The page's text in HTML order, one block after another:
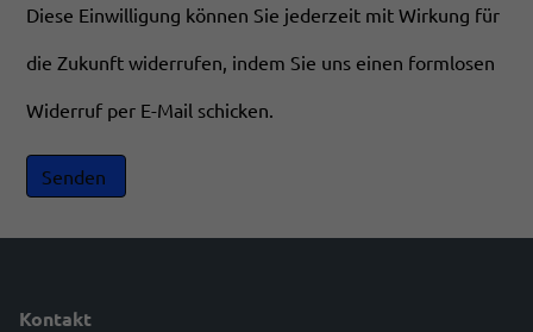
Diese Einwilligung können Sie jederzeit mit Wirkung für
die Zukunft widerrufen, indem Sie uns einen formlosen
Widerruf per E-Mail schicken.
Kontakt